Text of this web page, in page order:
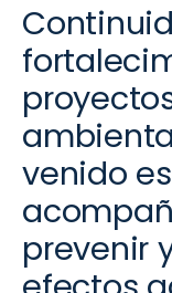
C
venido
prevenir